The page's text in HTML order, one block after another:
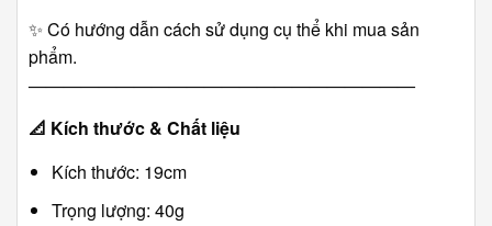
✨ Có hướng dẫn cách sử dụng cụ thể khi mua sản
phẩm.
――――――――――――――――――――――
📐 Kích thước & Chất liệu
Kích thước: 19cm
Trọng lượng: 40g